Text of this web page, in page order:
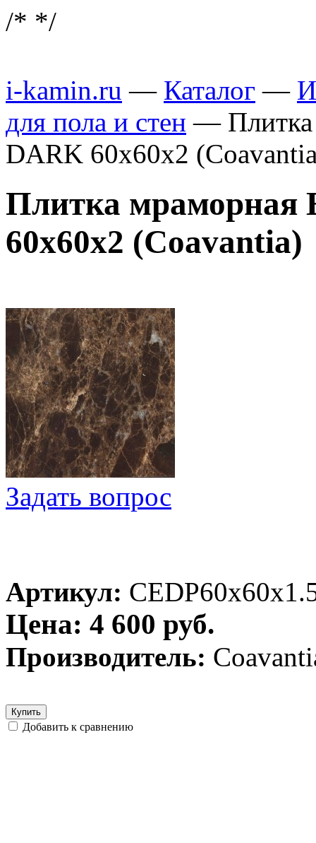
/* */
i-kamin.ru — Каталог —
для пола и стен —
DARK 60x60x2
Плитка мраморная
60x60x2 (Coavantia)
Задать вопрос
Артикул:
Цена: 4 600 руб.
Производитель:
Купить
Добавить к сравнению